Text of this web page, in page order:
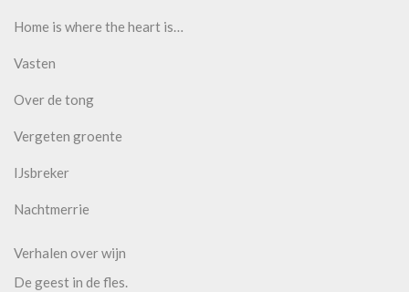
Home is where the heart is…
Vasten
Over de tong
Vergeten groente
IJsbreker
Nachtmerrie
Verhalen over wijn
De geest in de fles.